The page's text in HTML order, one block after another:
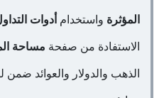
المؤثرة واستخدام أدوات
الاستفادة من صفحة مساحة
الذهب والدولار والعوائد ضمن